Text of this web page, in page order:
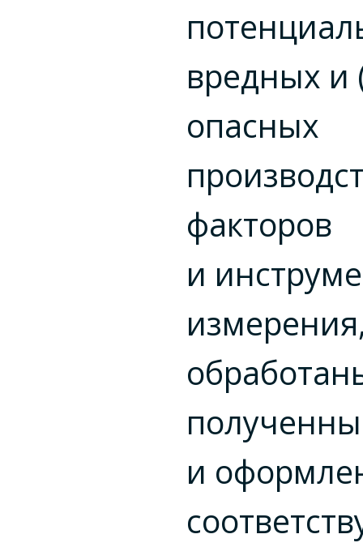
вредных и
опасных
факторов
и
и